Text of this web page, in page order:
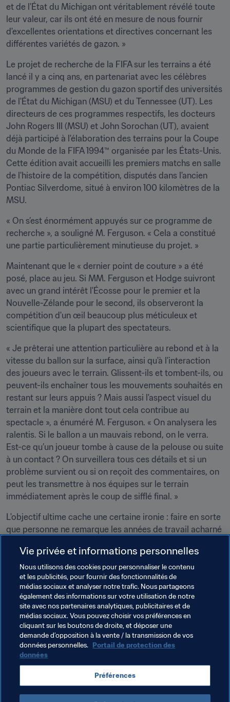
et de l'État du Michigan ont véritablement révélé toute
leur valeur, car ils ont été en mesure de nous fournir
d'excellentes orientations et directives concernant les
différentes variétés de gazon. »
Le projet de recherche de la FIFA sur les terrains a été
lancé il y a cinq ans, en partenariat avec les célèbres
programmes de gestion du gazon sportif des universités
de l'État du Michigan (MSU) et du Tennessee (UT). Les
directeurs de ces programmes respectifs, les docteurs
John Rogers III (MSU) et John Sorochan (UT), avaient
déjà participé à l'élaboration des terrains pour la Coupe
du Monde de la FIFA 1994™ organisée par les États-Unis.
Cette édition avait accueilli les premiers matchs en salle
de l'histoire de la compétition, disputés dans l'ancien
Pontiac Silverdome, situé à environ 100 kilomètres de la
MSU.
« On s’est énormément appuyés sur ce programme de
recherche », a souligné M. Ferguson. « Cela a constitué
une partie particulièrement minutieuse du projet. »
Maintenant que le « dernier point de couture » a été
posé, place au jeu. Si MM. Ferguson et Hodge suivront
avec un grand intérêt l'Écosse pour le premier et la
Nouvelle-Zélande pour le second, ils observeront la
compétition d'un œil beaucoup plus méticuleux et
scientifique que la plupart des spectateurs.
« Je prêterai une attention particulière au rebond et à la
vitesse du ballon sur la surface, ainsi qu'à l'interaction
des joueurs avec le terrain. Glissent-ils et tombent-ils, ou
peuvent-ils enchaîner tous les mouvements souhaités en
restant sur leurs appuis ? Mais aussi l'aspect visuel du
terrain et la manière dont tout cela contribue au
spectacle », a énuméré M. Ferguson. « On analysera les
ralentis. Si le ballon a un mauvais rebond, on le verra.
Est-ce qu’un joueur tombe à cause de la pelouse ou suite
à un contact ? On surveillera tous ces détails et si un
problème survient ou si on reçoit des commentaires, on
peut les transmettre à nos équipes sur le terrain
immédiatement après le coup de sifflé final. »
L'objectif ultime cache une certaine ironie : faire en sorte
que personne ne remarque les années de travail acharné
« On espère simplement que les matchs se dérouleront
sans que la pelouse n'ait la moindre influence sur le jeu »,
a conclu M. Hodge.
Thèmes en lien
Organisation Coupe du Monde de la FIFA 2026™
Vie privée et informations personnelles
Nous utilisons des cookies pour personnaliser le contenu
et les publicités, pour fournir des fonctionnalités de
médias sociaux et analyser notre trafic. Nous partageons
également des informations sur votre utilisation de notre
site avec nos partenaires analytiques, publicitaires et de
médias sociaux. Vous pouvez choisir vos préférences en
cliquant sur les boutons de droite, et déposer une
demande d’opposition à la vente / la transmission de vos
données personnelles. Portail de protection des
données
Préférences